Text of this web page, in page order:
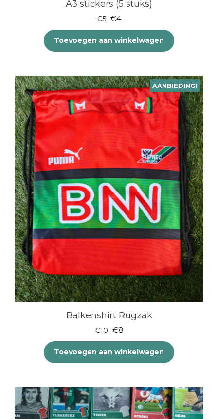
A3 stickers (5 stuks)
€5 Oorspronkelijke
prijs
was:
€5.
€4Huidige
prijs
is:
€4.
Toevoegen aan winkelwagen
AANBIEDING!
Balkenshirt Rugzak
€10 Oorspronkelijke
prijs
was:
€10.
€8Huidige
prijs
is:
€8.
Toevoegen aan winkelwagen